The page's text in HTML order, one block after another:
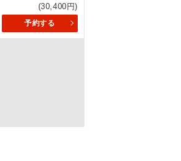
(30,400円)
予約する